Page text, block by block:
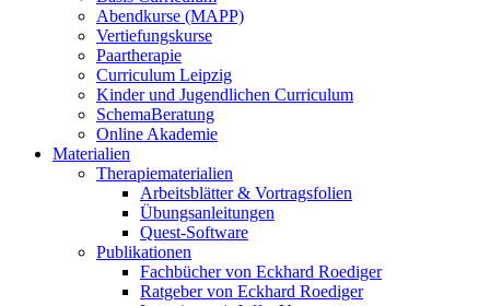
Abendkurse (MAPP)
Vertiefungskurse
Paartherapie
Curriculum Leipzig
Kinder und Jugendlichen Curriculum
SchemaBeratung
Online Akademie
Materialien
Therapiematerialien
Arbeitsblätter & Vortragsfolien
Übungsanleitungen
Quest-Software
Publikationen
Fachbücher von Eckhard Roediger
Ratgeber von Eckhard Roediger